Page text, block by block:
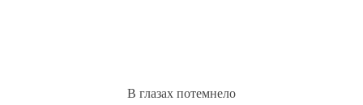
В глазах потемнело